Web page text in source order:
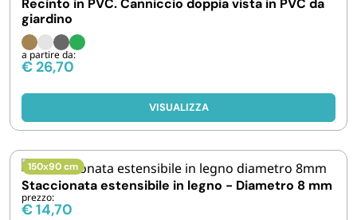
BIODEGRADABILE
Recinto in PVC. Canniccio doppia vista in PVC da
giardino
a partire da:
€ 26,70
VISUALIZZA
150x90 cm
Staccionata estensibile in legno - Diametro 8 mm
prezzo:
€14,70